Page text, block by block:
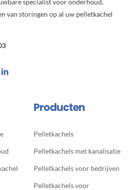
specialist voor onderhoud,
van storingen op al uw pelletkachel
Producten
Pelletkachels
Pelletkachels met kanalisatie
Pelletkachels voor bedrijven
Pelletkachels voor